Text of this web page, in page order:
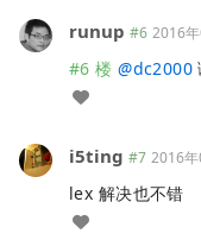
runup #6 2016
#6 楼 @dc2000
i5ting #7 2016
lex 解决也不错